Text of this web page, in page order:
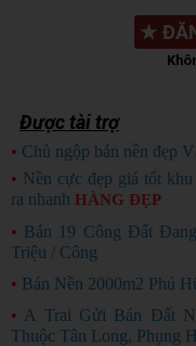
★
Được tài trợ
• Chủ ngộp bán nền đẹp
• Nền cực đẹp giá tốt
ra nhanh HÀNG ĐẸP
• Bán 19 Công Đất
Triệu / Công
• Bán Nền 2000m2 Phú
• A Trai Gửi Bán Đất
Thuộc Tân Long, Phụng